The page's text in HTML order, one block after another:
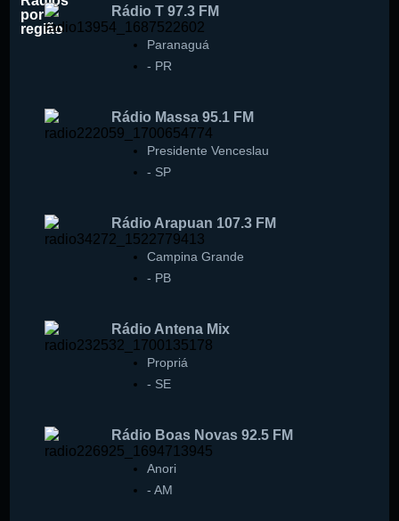
por
região
Rádio T 97.3 FM
Paranaguá
- PR
Rádio Massa 95.1 FM
Presidente Venceslau
- SP
Rádio Arapuan 107.3 FM
Campina Grande
- PB
Rádio Antena Mix
Propriá
- SE
Rádio Boas Novas 92.5 FM
Anori
- AM